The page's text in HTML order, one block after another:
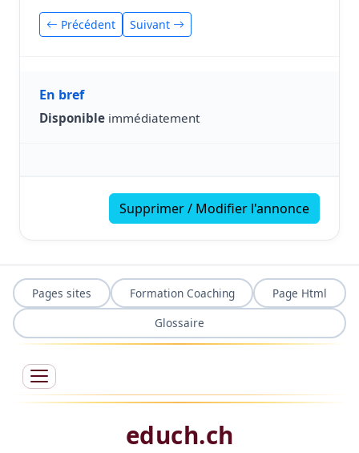
Précédent Suivant
En bref
Disponible immédiatement
Supprimer / Modifier l'annonce
Pages sites Formation Coaching
Page Html
Glossaire
educh.ch